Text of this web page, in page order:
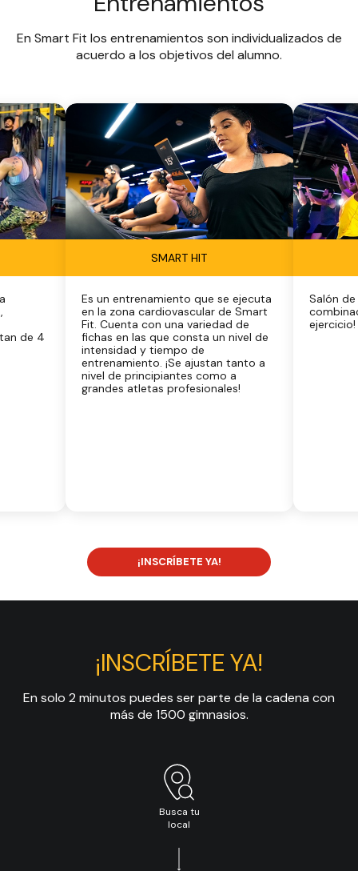
En Smart Fit los entrenamientos son individualizados de
acuerdo a los objetivos del alumno.
de 4
SMART HIT
Es un entrenamiento que se ejecuta
en la zona cardiovascular de Smart
Fit. Cuenta con una variedad de
fichas en las que consta un nivel de
intensidad y tiempo de
entrenamiento. ¡Se ajustan tanto a
nivel de principiantes como a
grandes atletas profesionales!
Salón de
ejercicio!
¡INSCRÍBETE YA!
¡INSCRÍBETE YA!
En solo 2 minutos puedes ser parte de la cadena con
más de 1500 gimnasios.
Busca tu
local